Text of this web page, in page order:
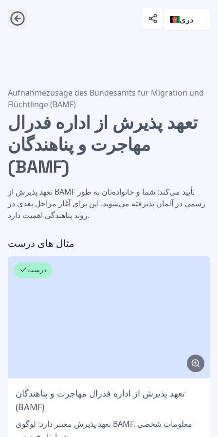
دری
تعهد پذیرش از اداره فدرال مهاجرت و پناهندگان (BAMF)
Aufnahmezusage des Bundesamts für Migration und
Flüchtlinge (BAMF)
تعهد پذیرش از اداره فدرال
مهاجرت و پناهندگان
(BAMF)
تعهد پذیرش از BAMF تأیید می‌کند: شما و خانواده‌تان به طور
رسمی در آلمان پذیرفته می‌شوید. این برای آغاز مراحل بعدی در
روند پناهندگی اهمیت دارد.
مثال های درست
درست
تعهد پذیرش از اداره فدرال مهاجرت و پناهندگان
(BAMF)
تعهد پذیرش معتبر دارد: لوگوی BAMF. معلومات شخصی